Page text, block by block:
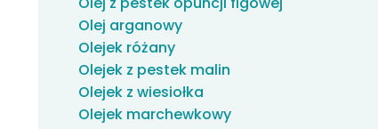
Olej arganowy
Olejek różany
Olejek z pestek malin
Olejek z wiesiołka
Olejek marchewkowy